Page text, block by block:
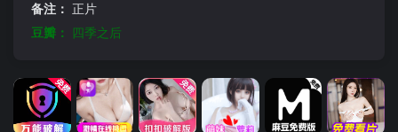
备注： 正片
豆瓣： 四季之后